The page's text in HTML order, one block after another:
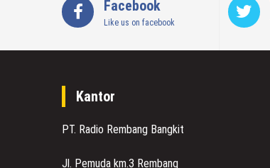
Facebook
Like us on facebook
Kantor
PT. Radio Rembang Bangkit
Jl. Pemuda km.3 Rembang